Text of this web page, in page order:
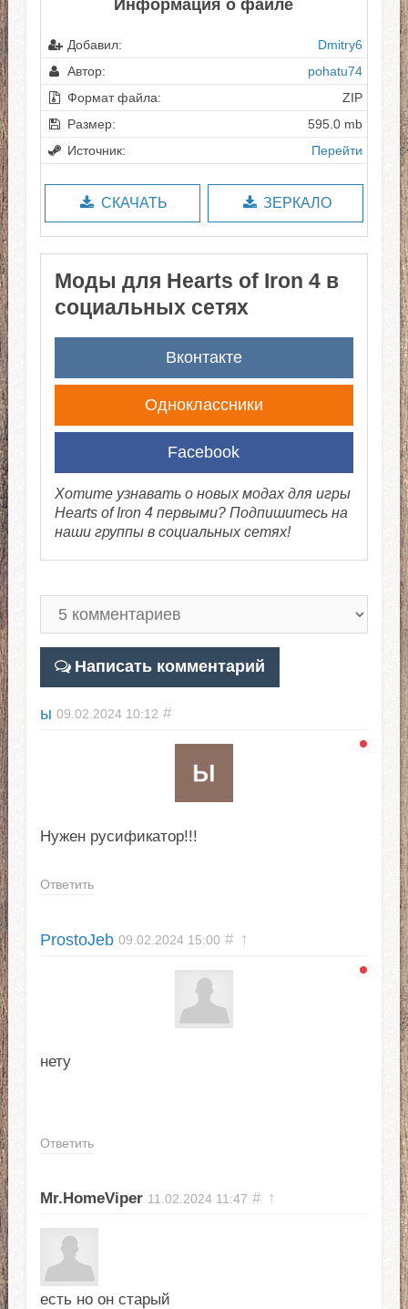
Информация о файле
Добавил:
Dmitry6
Автор:
pohatu74
Формат файла:
ZIP
Размер:
595.0 mb
Источник:
Перейти
СКАЧАТЬ ЗЕРКАЛО
Моды для Hearts of Iron 4 в
социальных сетях
Вконтакте
Одноклассники
Facebook
Хотите узнавать о новых модах для игры
Hearts of Iron 4 первыми? Подпишитесь на
наши группы в социальных сетях!
Написать комментарий
ы 09.02.2024 10:12 #
Нужен русификатор!!!
Ответить
ProstoJeb 09.02.2024 15:00 # ↑
нету
Ответить
Mr.HomeViper 11.02.2024 11:47 # ↑
есть но он старый